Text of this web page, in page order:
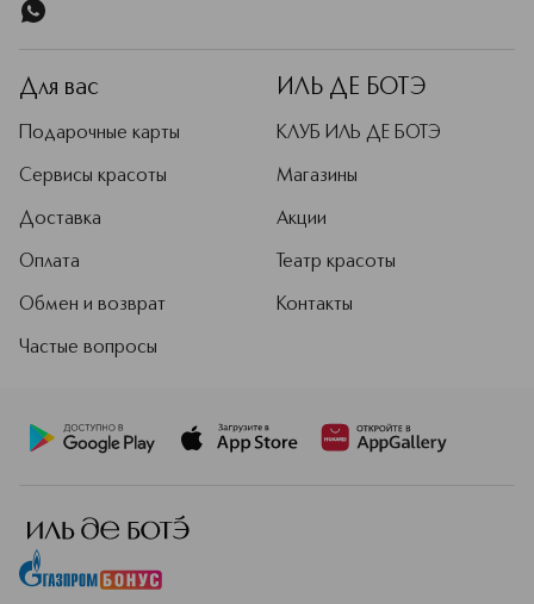
Для вас
Подарочные карты
Сервисы красоты
Доставка
Оплата
Обмен и возврат
Частые вопросы
ИЛЬ ДЕ БОТЭ
КЛУБ ИЛЬ ДЕ БОТЭ
Магазины
Акции
Театр красоты
Контакты